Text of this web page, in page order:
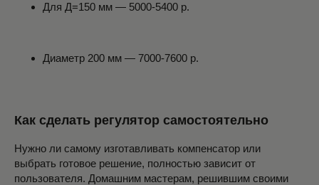
Для Д=150 мм — 5000-5400 р.
Диаметр 200 мм — 7000-7600 р.
Как сделать регулятор самостоятельно
Нужно ли самому изготавливать компенсатор или
выбрать готовое решение, полностью зависит от
пользователя. Домашним мастерам, решившим своими
С СЕТКОЙ ДЛЯ КАМНЕЙ
БАННЫЕ ПЕЧИ С ЛАМЕЛЯМИ